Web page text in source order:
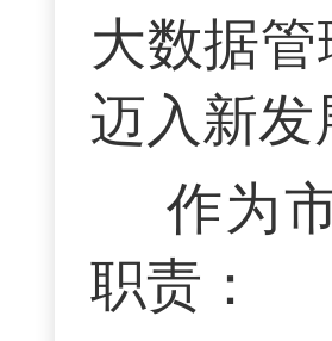
大数据
迈入新发
作为
职责：